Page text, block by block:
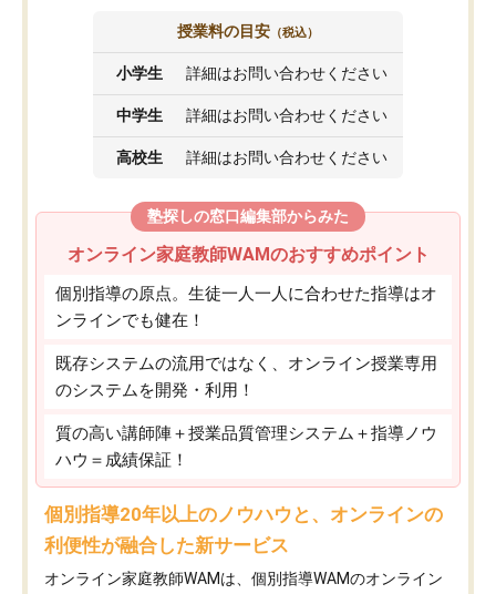
授業料の目安 （税込）
小学生 詳細はお問い合わせください
中学生 詳細はお問い合わせください
高校生 詳細はお問い合わせください
塾探しの窓口編集部からみた
オンライン家庭教師WAMのおすすめポイント
個別指導の原点。生徒一人一人に合わせた指導はオ
ンラインでも健在！
既存システムの流用ではなく、オンライン授業専用
のシステムを開発・利用！
質の高い講師陣＋授業品質管理システム＋指導ノウ
ハウ＝成績保証！
個別指導20年以上のノウハウと、オンラインの
利便性が融合した新サービス
オンライン家庭教師WAMは、個別指導WAMのオンライン